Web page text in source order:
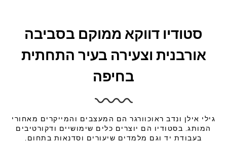
סטודיו דווקא ממוקם בסביבה
אורבנית וצעירה בעיר התחתית
בחיפה
גילי אילן ונדב ראוכוורגר הם המעצבים והמייקרים מאחורי
המותג. בסטודיו הם יוצרים כלים שימושיים ודקורטיבים
בעבודת יד וגם מלמדים שיעורים וסדנאות בתחום.